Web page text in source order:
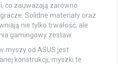
co zauważają zarówno
Solidne materiały oraz
nie tylko trwałość, ale
gamingowy zestaw.
myszy od ASUS jest
konstrukcji, myszki te